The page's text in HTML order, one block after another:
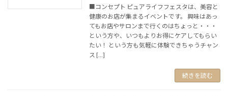
■コンセプト ピュアライフフェスタは、美容と
健康のお店が集まるイベントです。 興味はあっ
てもお店やサロンまで行くのはちょっと・・・
という方や、いつもよりお得にケアしてもらい
たい！ という方も気軽に体験できちゃうチャン
ス […]
続きを読む